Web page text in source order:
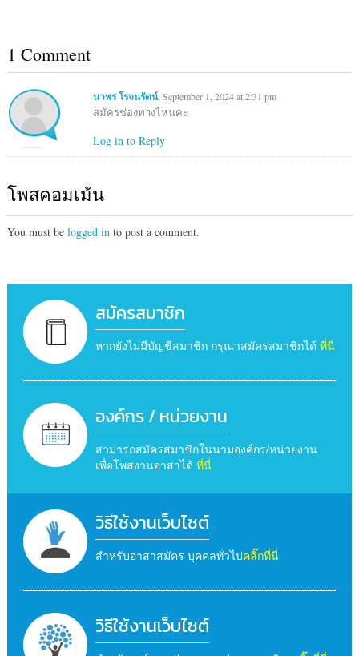
1 Comment
นวพร โรจนรัตน์, September 1, 2024 at 2:31 pm
สมัครช่องทางไหนคะ
Log in to Reply
โพสคอมเม้น
You must be logged into post a comment.
สมัครสมาชิก
หากยังไม่มีบัญชีสมาชิก กรุณาสมัครสมาชิกได้ ที่นี่
องค์กร / หน่วยงาน
สามารถสมัครสมาชิกในนามองค์กร/หน่วยงาน
เพื่อโพสงานอาสาได้ ที่นี่
วิธีใช้งานเว็บไซต์
สำหรับอาสาสมัคร บุคคลทั่วไปคลิ๊กที่นี่
วิธีใช้งานเว็บไซต์